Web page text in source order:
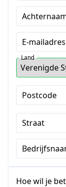
E-mailadres
Land
Postcode
Straat
Hoe wil je